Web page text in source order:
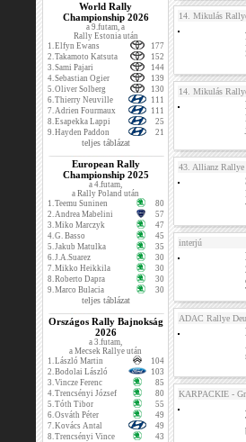
World Rally
Championship 2026
a 9.futam, a
Rally Estonia után
1.Elfyn Ewans
177
2.Takamoto Katsuta
152
3.Sami Pajari
144
4.Sebastian Ogier
139
5.Oliver Solberg
130
6.Thierry Neuville
111
7.Adrien Fourmaux
111
8.Esapekka Lappi
25
9.Hayden Paddon 21
teljes táblázat
European Rally
Championship 2025
a 4.futam,
a Rally Poland után
1.Teemu Suninen
80
2.Andrea Mabelini
57
3.Miko Marczyk
47
4.G. Basso
45
5.Jakub Matulka
35
6.J.A.Suarez
30
7.Mikko Heikkila
30
8.Roberto Dapra
30
9.Marco Bulacia 30
teljes táblázat
Országos Rally Bajnokság
2026
a 3.futam,
a Mecsek Rallye után
1.László Martin
104
2.Bodolai László
103
3.Vincze Ferenc
85
4.Trencsényi József
80
5.Tóth Tibor
55
6.Osváth Péter
49
7.Kovács Antal
49
8.Trencsényi Vince
43
14. Mikulás
14. Mikulás
43. Allianz Rallye
interjú
ADAC Rallye
KARPACKIE -